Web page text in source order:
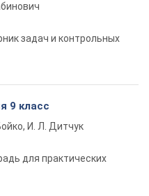
задач и контрольных
9 класс
И. Л. Дитчук
для практических